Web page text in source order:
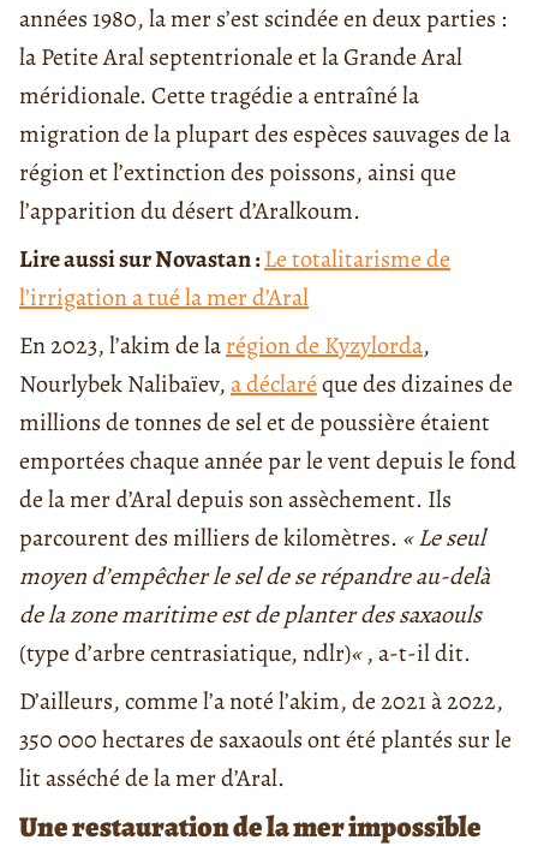
années 1980, la mer s’est scindée en deux parties :
la Petite Aral septentrionale et la Grande Aral
méridionale. Cette tragédie a entraîné la
migration de la plupart des espèces sauvages de la
région et l’extinction des poissons, ainsi que
l’apparition du désert d’Aralkoum.
Lire aussi sur Novastan :Le totalitarisme de
l’irrigation a tué la mer d’Aral
En 2023, l’akim de larégion de Kyzylorda,
Nourlybek Nalibaïev,a déclaréque des dizaines de
millions de tonnes de sel et de poussière étaient
emportées chaque année par le vent depuis le fond
de la mer d’Aral depuis son assèchement. Ils
parcourent des milliers de kilomètres. « Le seul
moyen d’empêcher le sel de se répandre au-delà
de la zone maritime est de planter des saxaouls
(type d’arbre centrasiatique, ndlr)«, a-t-il dit.
D’ailleurs, comme l’a noté l’akim, de 2021 à 2022,
350 000 hectares de saxaouls ont été plantés sur le
lit asséché de la mer d’Aral.
Une restauration de la mer impossible